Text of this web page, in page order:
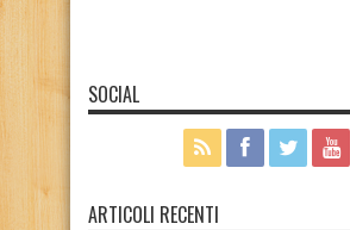
SOCIAL
ARTICOLI RECENTI